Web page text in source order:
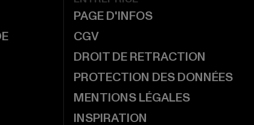
PAGE D'INFOS
CGV
DROIT DE RETRACTION
PROTECTION DES DONNÉES
MENTIONS LÉGALES
INSPIRATION